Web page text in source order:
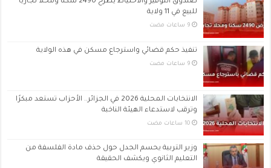
صندوق التوفير والاحتياط يطرح 2490 سكناً ومحلاً تجارياً
للبيع في 11 ولاية
‏9 ساعات مضت
تنفيذ حكم قضائي واسترجاع مسكن في هذه الولاية
‏9 ساعات مضت
الانتخابات المحلية 2026 في الجزائر.. الأحزاب تستعد مبكرًا
وترقب لاستدعاء الهيئة الناخبة
‏10 ساعات مضت
وزير التربية يحسم الجدل حول حذف مادة الفلسفة من
التعليم الثانوي ويكشف الحقيقة